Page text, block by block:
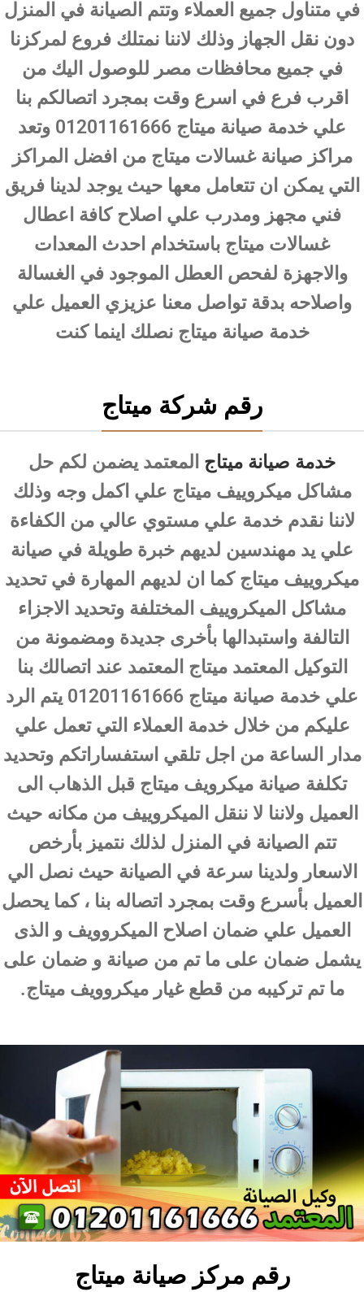
في متناول جميع العملاء وتتم الصيانة في المنزل
دون نقل الجهاز وذلك لاننا نمتلك فروع لمركزنا
في جميع محافظات مصر للوصول اليك من
اقرب فرع في اسرع وقت بمجرد اتصالكم بنا
علي خدمة صيانة ميتاج 01201161666 وتعد
مراكز صيانة غسالات ميتاج من افضل المراكز
التي يمكن ان تتعامل معها حيث يوجد لدينا فريق
فني مجهز ومدرب علي اصلاح كافة اعطال
غسالات ميتاج باستخدام احدث المعدات
والاجهزة لفحص العطل الموجود في الغسالة
واصلاحه بدقة تواصل معنا عزيزي العميل علي
خدمة صيانة ميتاج نصلك اينما كنت
رقم شركة ميتاج
خدمة صيانة ميتاج المعتمد يضمن لكم حل
مشاكل ميكروييف ميتاج علي اكمل وجه وذلك
لاننا نقدم خدمة علي مستوي عالي من الكفاءة
علي يد مهندسين لديهم خبرة طويلة في صيانة
ميكروييف ميتاج كما ان لديهم المهارة في تحديد
مشاكل الميكروييف المختلفة وتحديد الاجزاء
التالفة واستبدالها بأخرى جديدة ومضمونة من
التوكيل المعتمد ميتاج المعتمد عند اتصالك بنا
علي خدمة صيانة ميتاج 01201161666 يتم الرد
عليكم من خلال خدمة العملاء التي تعمل علي
مدار الساعة من اجل تلقي استفساراتكم وتحديد
تكلفة صيانة ميكرويف ميتاج قبل الذهاب الى
العميل ولاننا لا ننقل الميكروييف من مكانه حيث
تتم الصيانة في المنزل لذلك نتميز بأرخص
الاسعار ولدينا سرعة في الصيانة حيث نصل الي
العميل بأسرع وقت بمجرد اتصاله بنا ، كما يحصل
العميل علي ضمان اصلاح الميكروويف و الذى
يشمل ضمان على ما تم من صيانة و ضمان على
ما تم تركيبه من قطع غيار ميكروويف ميتاج.
رقم مركز صيانة ميتاج